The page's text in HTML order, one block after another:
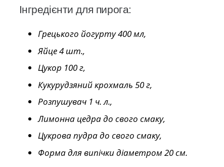
Інгредієнти для пирога:
Грецького йогурту 400 мл,
Яйце 4 шт.,
Цукор 100 г,
Кукурудзяний крохмаль 50 г,
Розпушувач 1 ч. л.,
Лимонна цедра до свого смаку,
Цукрова пудра до свого смаку,
Форма для випічки діаметром 20 см.